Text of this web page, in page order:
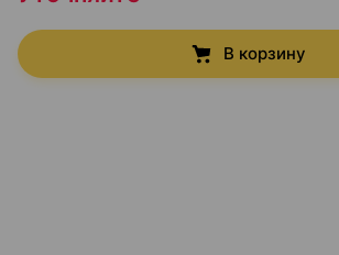
В корзину